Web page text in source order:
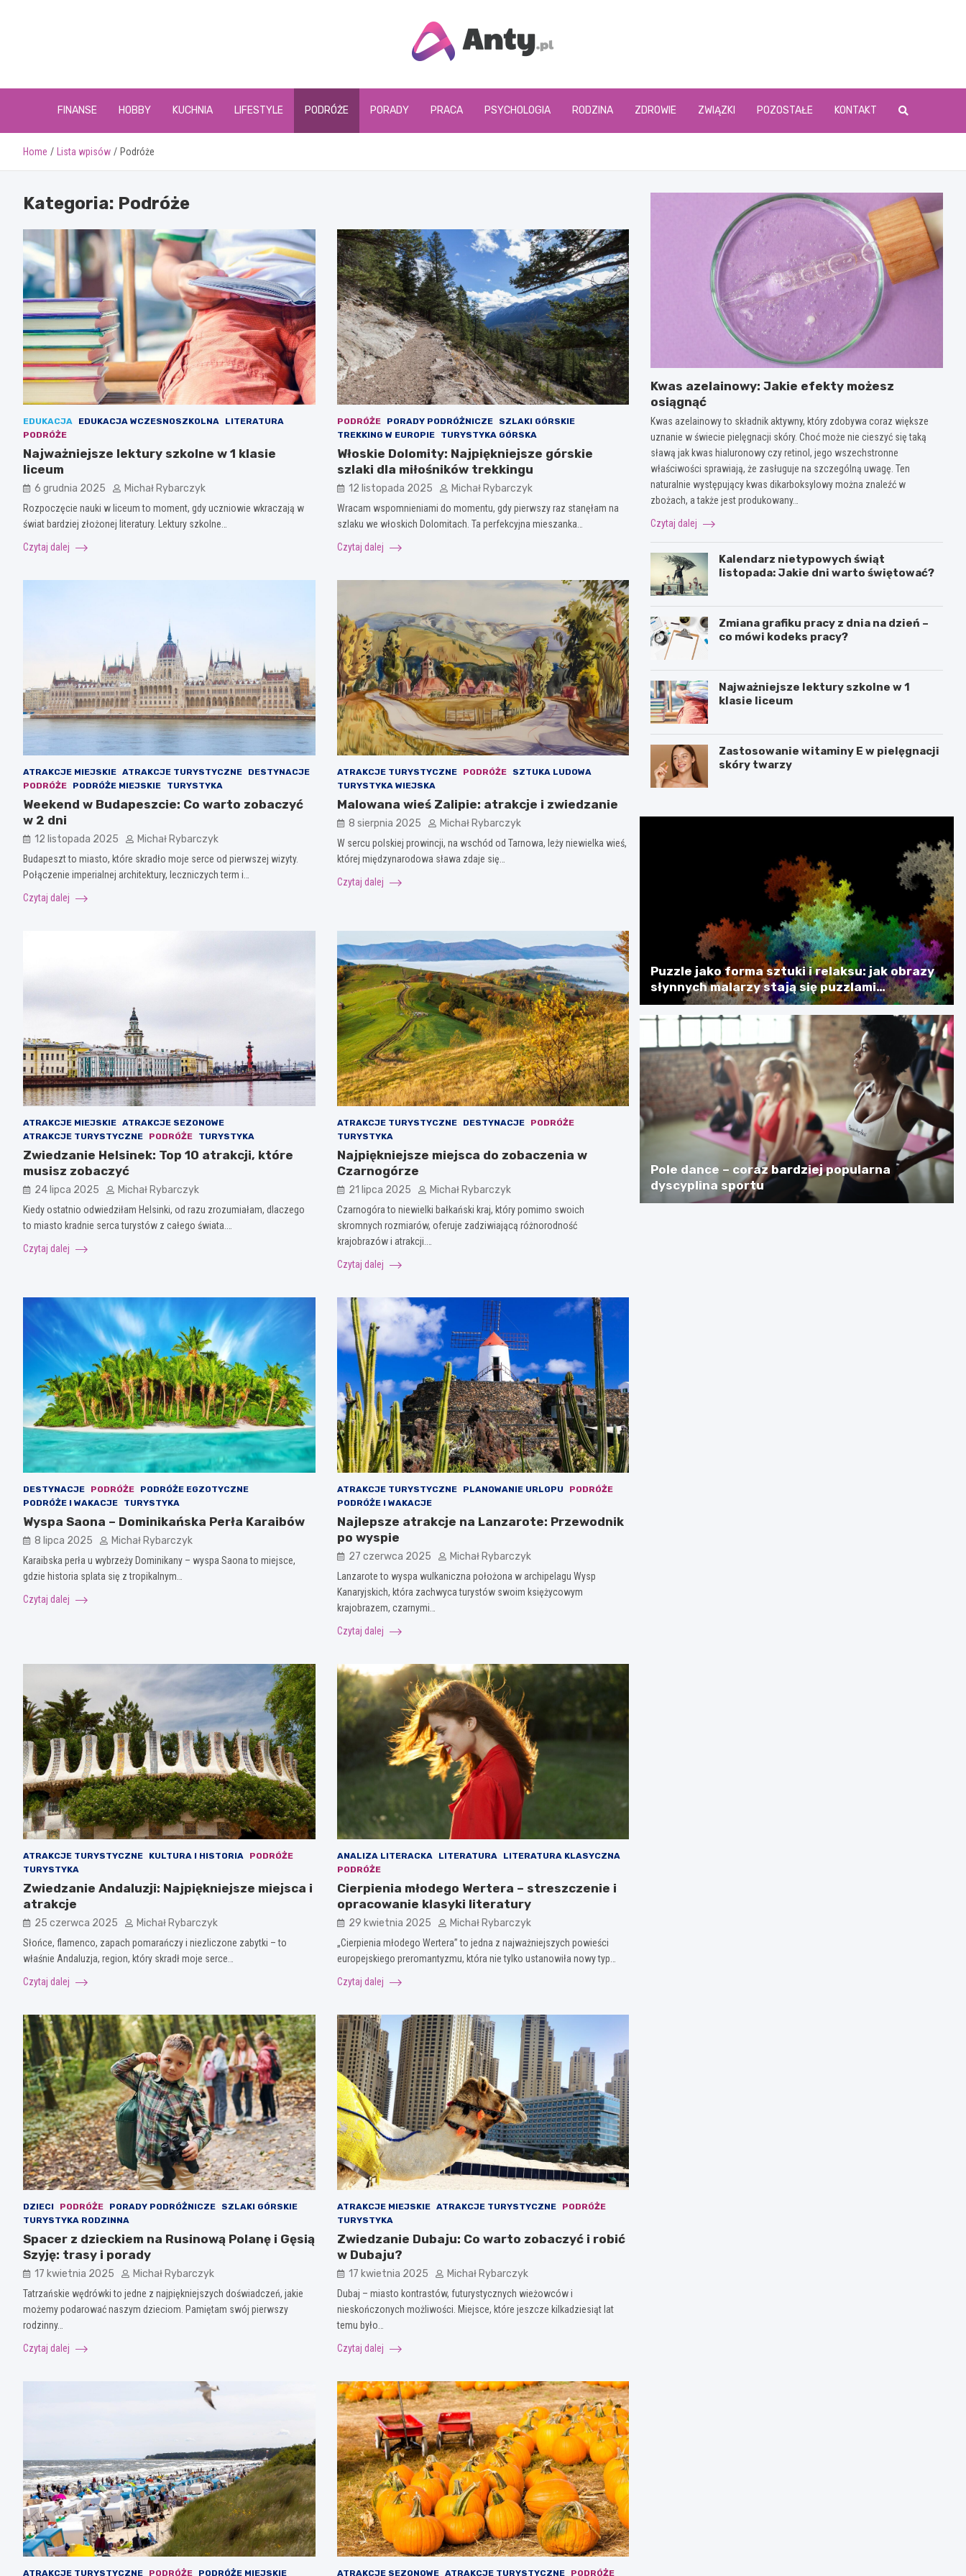
www.anty.pl
FINANSE HOBBY KUCHNIA LIFESTYLE PODRÓŻE PORADY PRACA PSYCHOLOGIA RODZINA ZDROWIE ZWIĄZKI POZOSTAŁE KONTAKT
Home Lista wpisów Podróże
Kategoria: Podróże
EDUKACJA EDUKACJA WCZESNOSZKOLNA
LITERATURA
PODRÓŻE
Najważniejsze lektury szkolne w 1 klasie
liceum
6 grudnia 2025 Michał Rybarczyk
Rozpoczęcie nauki w liceum to moment, gdy uczniowie wkraczają w
świat bardziej złożonej literatury. Lektury szkolne…
Czytaj dalej
PODRÓŻE PORADY PODRÓŻNICZE
SZLAKI GÓRSKIE
TREKKING W EUROPIE
TURYSTYKA GÓRSKA
Włoskie Dolomity: Najpiękniejsze górskie
szlaki dla miłośników trekkingu
12 listopada 2025 Michał Rybarczyk
Wracam wspomnieniami do momentu, gdy pierwszy raz stanęłam na
szlaku we włoskich Dolomitach. Ta perfekcyjna mieszanka…
Czytaj dalej
ATRAKCJE MIEJSKIE ATRAKCJE TURYSTYCZNE
DESTYNACJE
PODRÓŻE
PODRÓŻE MIEJSKIE TURYSTYKA
Weekend w Budapeszcie: Co warto zobaczyć
w 2 dni
12 listopada 2025 Michał Rybarczyk
Budapeszt to miasto, które skradło moje serce od pierwszej wizyty.
Połączenie imperialnej architektury, leczniczych term i…
Czytaj dalej
ATRAKCJE TURYSTYCZNE PODRÓŻE
SZTUKA LUDOWA
TURYSTYKA WIEJSKA
Malowana wieś Zalipie: atrakcje i zwiedzanie
8 sierpnia 2025 Michał Rybarczyk
W sercu polskiej prowincji, na wschód od Tarnowa, leży niewielka wieś,
której międzynarodowa sława zdaje się…
Czytaj dalej
ATRAKCJE MIEJSKIE ATRAKCJE SEZONOWE
ATRAKCJE TURYSTYCZNE
PODRÓŻE TURYSTYKA
Zwiedzanie Helsinek: Top 10 atrakcji, które
musisz zobaczyć
24 lipca 2025 Michał Rybarczyk
Kiedy ostatnio odwiedziłam Helsinki, od razu zrozumiałam, dlaczego
to miasto kradnie serca turystów z całego świata.…
Czytaj dalej
ATRAKCJE TURYSTYCZNE DESTYNACJE
PODRÓŻE
TURYSTYKA
Najpiękniejsze miejsca do zobaczenia w
Czarnogórze
21 lipca 2025 Michał Rybarczyk
Czarnogóra to niewielki bałkański kraj, który pomimo swoich
skromnych rozmiarów, oferuje zadziwiającą różnorodność
krajobrazów i atrakcji.…
Czytaj dalej
DESTYNACJE PODRÓŻE
PODRÓŻE EGZOTYCZNE
PODRÓŻE I WAKACJE
TURYSTYKA
Wyspa Saona – Dominikańska Perła Karaibów
8 lipca 2025 Michał Rybarczyk
Karaibska perła u wybrzeży Dominikany – wyspa Saona to miejsce,
gdzie historia splata się z tropikalnym…
Czytaj dalej
ATRAKCJE TURYSTYCZNE PLANOWANIE URLOPU
PODRÓŻE
PODRÓŻE I WAKACJE
Najlepsze atrakcje na Lanzarote: Przewodnik
po wyspie
27 czerwca 2025 Michał Rybarczyk
Lanzarote to wyspa wulkaniczna położona w archipelagu Wysp
Kanaryjskich, która zachwyca turystów swoim księżycowym
krajobrazem, czarnymi…
Czytaj dalej
ATRAKCJE TURYSTYCZNE KULTURA I HISTORIA
PODRÓŻE
TURYSTYKA
Zwiedzanie Andaluzji: Najpiękniejsze miejsca i
atrakcje
25 czerwca 2025 Michał Rybarczyk
Słońce, flamenco, zapach pomarańczy i niezliczone zabytki – to
właśnie Andaluzja, region, który skradł moje serce…
Czytaj dalej
ANALIZA LITERACKA LITERATURA
LITERATURA KLASYCZNA
PODRÓŻE
Cierpienia młodego Wertera – streszczenie i
opracowanie klasyki literatury
29 kwietnia 2025 Michał Rybarczyk
„Cierpienia młodego Wertera” to jedna z najważniejszych powieści
europejskiego preromantyzmu, która nie tylko ustanowiła nowy typ…
Czytaj dalej
DZIECI PODRÓŻE PORADY PODRÓŻNICZE
SZLAKI GÓRSKIE
TURYSTYKA RODZINNA
Spacer z dzieckiem na Rusinową Polanę i Gęsią
Szyję: trasy i porady
17 kwietnia 2025 Michał Rybarczyk
Tatrzańskie wędrówki to jedne z najpiękniejszych doświadczeń, jakie
możemy podarować naszym dzieciom. Pamiętam swój pierwszy
rodzinny…
Czytaj dalej
ATRAKCJE MIEJSKIE ATRAKCJE TURYSTYCZNE
PODRÓŻE
TURYSTYKA
Zwiedzanie Dubaju: Co warto zobaczyć i robić
w Dubaju?
17 kwietnia 2025 Michał Rybarczyk
Dubaj – miasto kontrastów, futurystycznych wieżowców i
nieskończonych możliwości. Miejsce, które jeszcze kilkadziesiąt lat
temu było…
Czytaj dalej
ATRAKCJE TURYSTYCZNE PODRÓŻE PODRÓŻE MIEJSKIE ATRAKCJE SEZONOWE ATRAKCJE TURYSTYCZNE PODRÓŻE
Kwas azelainowy: Jakie efekty możesz
osiągnąć
Kwas azelainowy to składnik aktywny, który zdobywa coraz większe
uznanie w świecie pielęgnacji skóry. Choć może nie cieszyć się taką
sławą jak kwas hialuronowy czy retinol, jego wszechstronne
właściwości sprawiają, że zasługuje na szczególną uwagę. Ten
naturalnie występujący kwas dikarboksylowy można znaleźć w
zbożach, a także jest produkowany…
Czytaj dalej
Kalendarz nietypowych świąt
listopada: Jakie dni warto świętować?
Zmiana grafiku pracy z dnia na dzień –
co mówi kodeks pracy?
Najważniejsze lektury szkolne w 1
klasie liceum
Zastosowanie witaminy E w pielęgnacji
skóry twarzy
Puzzle jako forma sztuki i relaksu: jak obrazy
słynnych malarzy stają się puzzlami
artystycznymi
Pole dance – coraz bardziej popularna
dyscyplina sportu